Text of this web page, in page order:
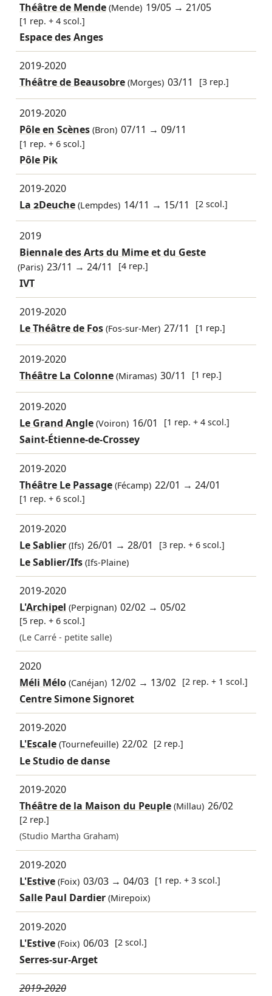
Théâtre de Mende(Mende) 19/05 →21/05
[1 rep. + 4 scol.]
Espace des Anges
2019-2020
Théâtre de Beausobre(Morges) 03/11 [3 rep.]
2019-2020
Pôle en Scènes(Bron) 07/11 →09/11
[1 rep. + 6 scol.]
Pôle Pik
2019-2020
La 2Deuche(Lempdes) 14/11 → 15/11 [2 scol.]
2019
Biennale des Arts du Mime et du Geste
(Paris) 23/11 →24/11 [4 rep.]
IVT
2019-2020
Le Théâtre de Fos(Fos-sur-Mer) 27/11 [1 rep.]
2019-2020
Théâtre La Colonne(Miramas) 30/11 [1 rep.]
2019-2020
Le Grand Angle(Voiron) 16/01 [1 rep. + 4 scol.]
Saint-Étienne-de-Crossey
2019-2020
Théâtre Le Passage(Fécamp) 22/01 →24/01
[1 rep. + 6 scol.]
2019-2020
Le Sablier(Ifs) 26/01 →28/01 [3 rep. + 6 scol.]
Le Sablier/Ifs (Ifs-Plaine)
2019-2020
L'Archipel (Perpignan) 02/02 →05/02
[5 rep. + 6 scol.]
(Le Carré - petite salle)
2020
Méli Mélo(Canéjan) 12/02 → 13/02 [2 rep. + 1 scol.]
Centre Simone Signoret
2019-2020
L'Escale(Tournefeuille) 22/02 [2 rep.]
Le Studio de danse
2019-2020
Théâtre de la Maison du Peuple(Millau) 26/02
[2 rep.]
(Studio Martha Graham)
2019-2020
L'Estive(Foix) 03/03 →04/03 [1 rep. + 3 scol.]
Salle Paul Dardier (Mirepoix)
2019-2020
L'Estive(Foix) 06/03 [2 scol.]
Serres-sur-Arget
2019-2020